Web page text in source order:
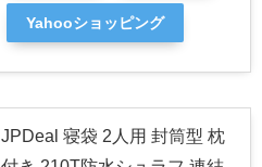
Yahooショッピング
JPDeal 寝袋 2人用 封筒型 枕